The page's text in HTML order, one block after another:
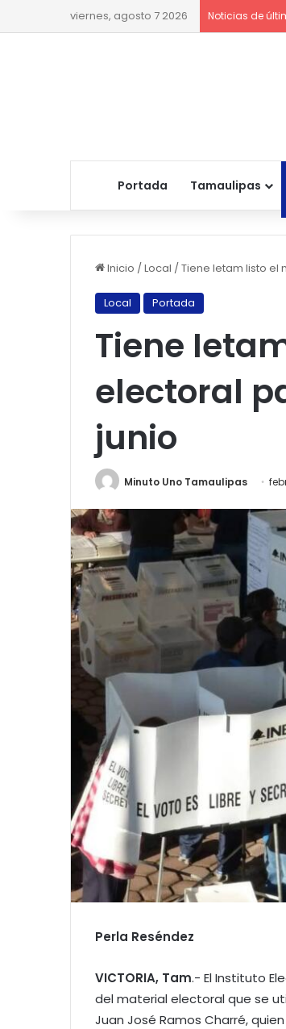
viernes, agosto 7 2026 Noticias de
Portada Tamaulipas
Inicio /Local /Tiene Ietam listo
Local Portada
Tiene
electoral
junio
Minuto Uno Tamaulipas
Perla Reséndez
VICTORIA, Tam.- El Instituto
del material electoral que se
Juan José Ramos Charré,